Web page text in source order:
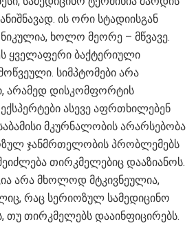
ის ორი სტადიისგან
ხოლო მეორე – მწვავე.
ყველაფერი ბაქტერიული
სიმპტომები არა
არამედ დისკომფორტის
ასევე აფრთხილებენ
მკურნალობის არარსებობა
ჯანმრთელობის პრობლემებს
თირკმელებიც დააზიანოს.
არა მხოლოდ მტკივნეულია,
რაც სერიოზულ სამედიცინო
თუ თირკმელებს დააინფიცირებს.